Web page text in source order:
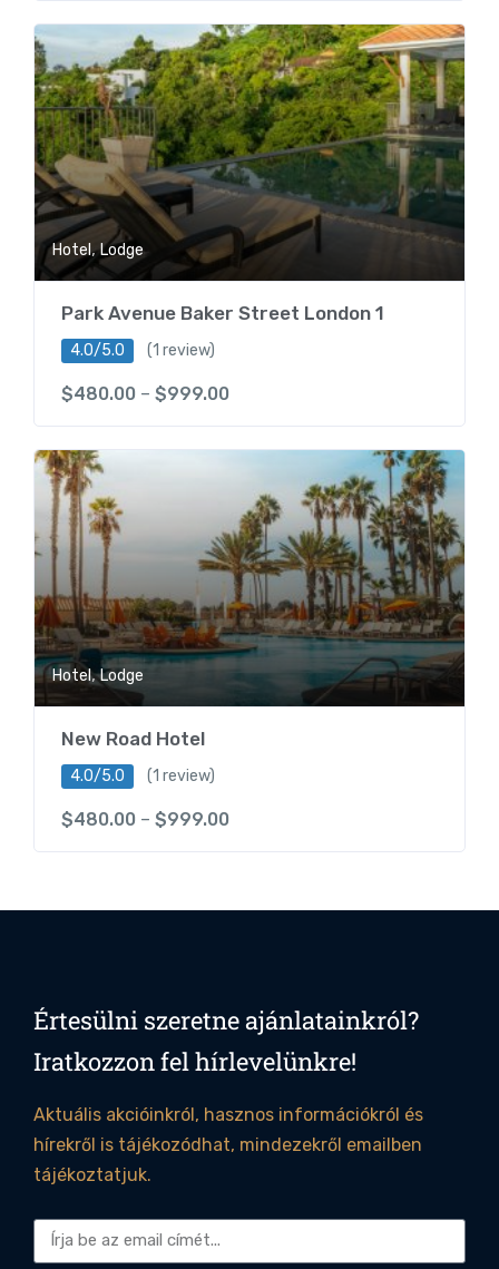
Hotel,Lodge
Park Avenue Baker Street London 1
4.0/5.0 (1 review)
$480.00 – $999.00
Hotel,Lodge
New Road Hotel
4.0/5.0 (1 review)
$480.00 – $999.00
Értesülni szeretne ajánlatainkról?
Iratkozzon fel hírlevelünkre!
Aktuális akcióinkról, hasznos információkról és
hírekről is tájékozódhat, mindezekről emailben
tájékoztatjuk.